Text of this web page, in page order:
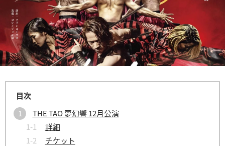
THE TAO 夢幻響 12月公演
詳細
チケット